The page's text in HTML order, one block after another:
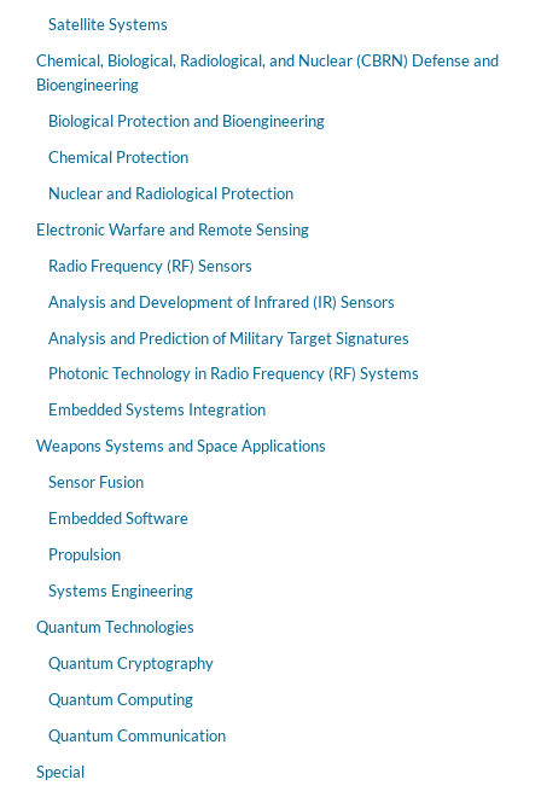
Satellite Systems
Chemical, Biological, Radiological, and Nuclear (CBRN) Defense and
Bioengineering
Biological Protection and Bioengineering
Chemical Protection
Nuclear and Radiological Protection
Electronic Warfare and Remote Sensing
Radio Frequency (RF) Sensors
Analysis and Development of Infrared (IR) Sensors
Analysis and Prediction of Military Target Signatures
Photonic Technology in Radio Frequency (RF) Systems
Embedded Systems Integration
Weapons Systems and Space Applications
Sensor Fusion
Embedded Software
Propulsion
Systems Engineering
Quantum Technologies
Quantum Cryptography
Quantum Computing
Quantum Communication
Special